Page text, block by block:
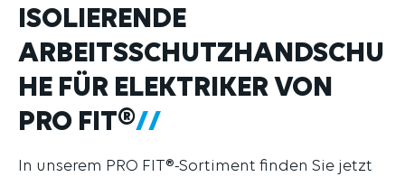
ISOLIERENDE
ARBEITSSCHUTZHANDSCHU
HE FÜR ELEKTRIKER VON
PRO FIT®
In unserem PRO FIT®-Sortiment finden Sie jetzt